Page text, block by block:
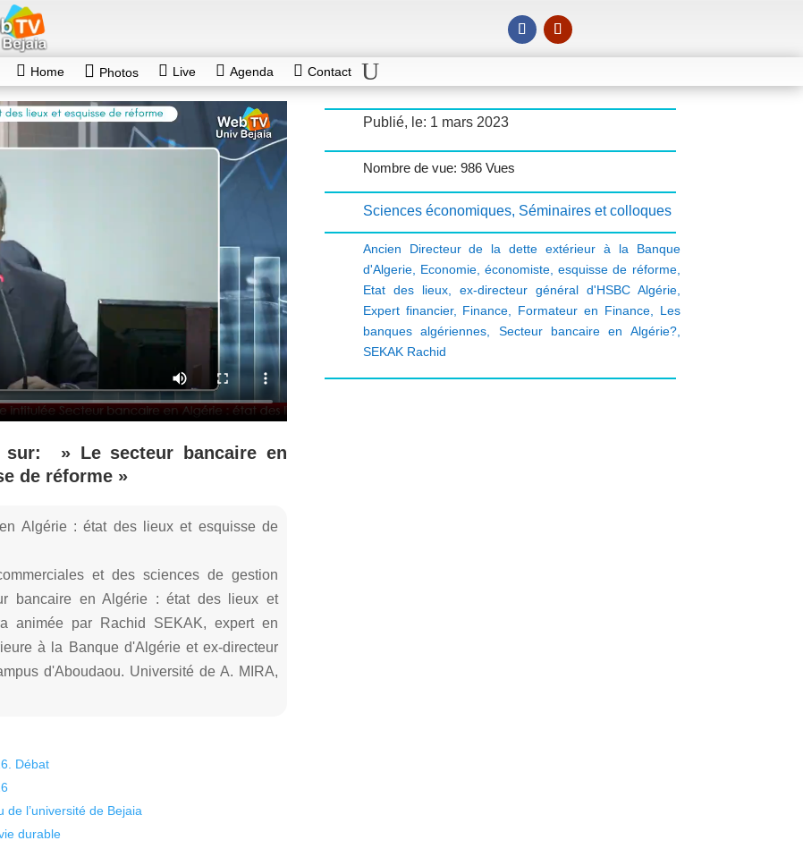
Home Photos Live Agenda Contact
sur: » Le secteur bancaire en
de réforme »
Algérie : état des lieux et esquisse de
et des sciences de gestion
bancaire en Algérie : état des lieux et
animée par Rachid SEKAK, expert en
à la Banque d'Algérie et ex-directeur
d'Aboudaou. Université de A. MIRA,
Débat
de l’université de Bejaia
durable
Publié, le: 1 mars 2023
Nombre de vue: 986 Vues
Sciences économiques, Séminaires et colloques
Ancien Directeur de la dette extérieur à la Banque
d'Algerie, Economie,économiste,esquisse de réforme,
Etat des lieux, ex-directeur général d'HSBC Algérie,
Expert financier, Finance, Formateur en Finance, Les
banques algériennes, Secteur bancaire en Algérie?,
SEKAK Rachid